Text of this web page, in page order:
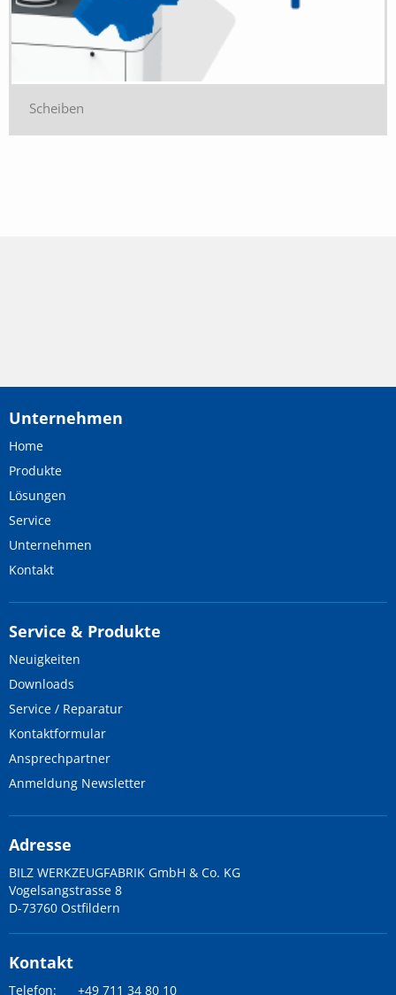
Scheiben
Unternehmen
Home
Produkte
Lösungen
Service
Unternehmen
Kontakt
Service & Produkte
Neuigkeiten
Downloads
Service / Reparatur
Kontaktformular
Ansprechpartner
Anmeldung Newsletter
Adresse
BILZ WERKZEUGFABRIK GmbH & Co. KG
Vogelsangstrasse 8
D-73760 Ostfildern
Kontakt
Telefon: +49 711 34 80 10